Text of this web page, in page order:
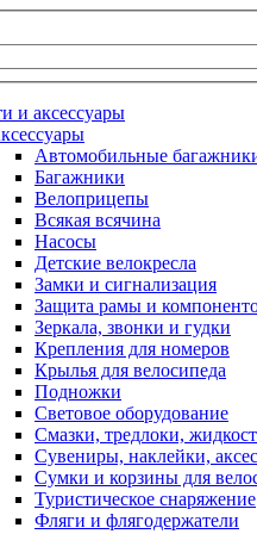
и аксессуары
Автомобильные
Багажники
Велоприцепы
Всякая всячина
Насосы
Детские велокресла
Замки и сигнализация
Защита рамы и
Зеркала, звонки и гудки
Крепления для номеров
Крылья для велосипеда
Подножки
Световое оборудование
Смазки, тредлоки,
Сувениры, наклейки,
Сумки и корзины для
Туристическое снаряжение
Фляги и флягодержатели